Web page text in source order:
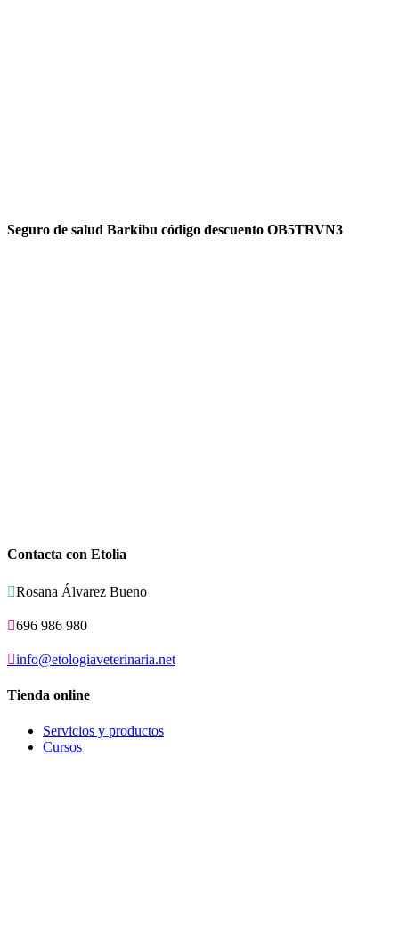
Seguro de salud Barkibu código descuento OB5TRVN3
Contacta con Etolia
Rosana Álvarez Bueno
696 986 980
info@etologiaveterinaria.net
Tienda online
Servicios y productos
Cursos